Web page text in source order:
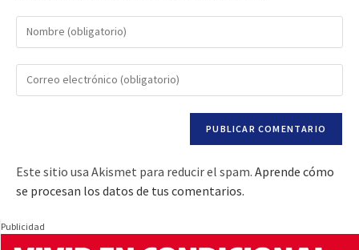
Este sitio usa Akismet para reducir el spam. Aprende cómo
se procesan los datos de tus comentarios.
Publicidad